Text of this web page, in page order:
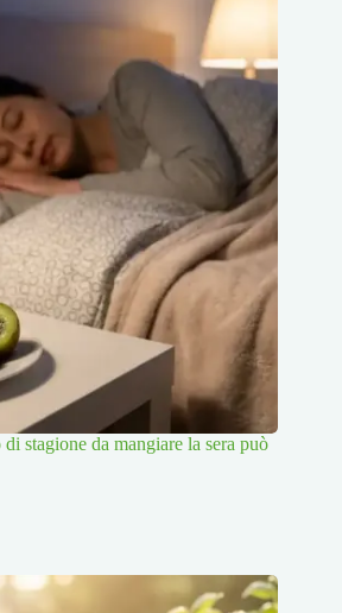
stagione da mangiare la sera può